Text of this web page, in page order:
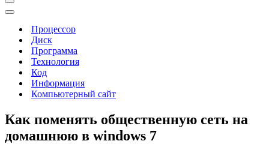
Меню
навигации
Меню
навигацииПроцессор
Диск
Программа
Технология
Код
Информация
Компьютерный сайт
Как поменять общественную сеть на
домашнюю в windows 7